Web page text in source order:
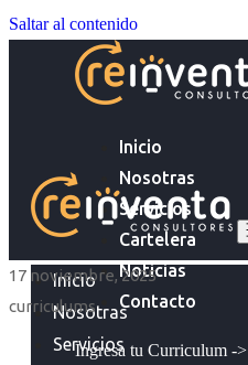
Saltar al contenido
Inicio
Nosotras
Servicios
Cartelera
Noticias
Contacto
Ingresa tu Curriculum ->
Inicio
Nosotras
Servicios
17 noviembre, 2025
curriculums